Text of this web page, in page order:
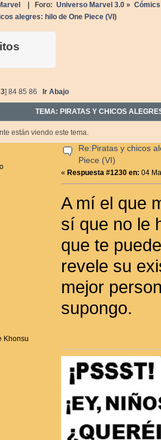
| Foro: Universo Marvel 3.0» Cómics
alegres: hilo de One Piece (VI)
]84 85 86 Ir Abajo
TEMA: PIRATAS Y CHICOS
están viendo este tema.
Khonsu
Re:Piratas y chicos
Piece (VI)
«Respuesta #1230 en: 04
A mí el que
sí que no le
que te
revele su
mejor
supongo.